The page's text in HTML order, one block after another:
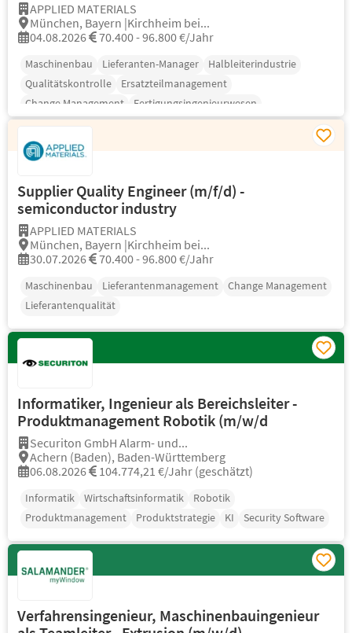
APPLIED MATERIALS
München, Bayern |Kirchheim bei...
04.08.2026
70.400 - 96.800 €/Jahr
Maschinenbau Lieferanten-Manager
Halbleiterindustrie
Qualitätskontrolle
Ersatzteilmanagement
Change Management
Fertigungsingenieurwesen
Supplier Quality Engineer (m/f/d) -
semiconductor industry
APPLIED MATERIALS
München, Bayern |Kirchheim bei...
30.07.2026
70.400 - 96.800 €/Jahr
Maschinenbau Lieferantenmanagement
Change Management
Lieferantenqualität
Informatiker, Ingenieur als Bereichsleiter -
Produktmanagement Robotik (m/w/d
Securiton GmbH Alarm- und...
Achern (Baden), Baden-Württemberg
06.08.2026
104.774,21 €/Jahr (geschätzt)
Informatik Wirtschaftsinformatik
Robotik
Produktmanagement
Produktstrategie KI Security Software
Verfahrensingenieur, Maschinenbauingenieur